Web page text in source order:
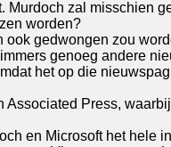
zal misschien
worden?
gedwongen zou
genoeg andere
het op die
Press,
en Microsoft het hele